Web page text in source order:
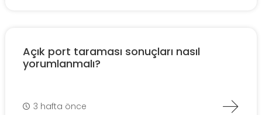
Açık port taraması sonuçları nasıl
yorumlanmalı?
3 hafta önce